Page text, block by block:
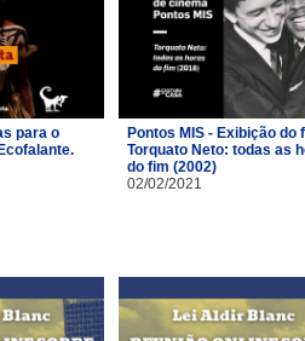
para o
Pontos MIS - Exibição do
Torquato Neto: todas as
do fim (2002)
02/02/2021